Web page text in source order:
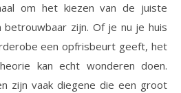
om het kiezen van de juiste
zijn. Of je nu je huis
een opfrisbeurt geeft, het
kan echt wonderen doen.
zijn vaak diegene die een groot